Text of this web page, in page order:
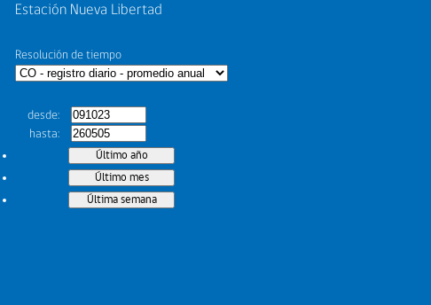
Estación Nueva Libertad
Resolución de tiempo
desde
hasta